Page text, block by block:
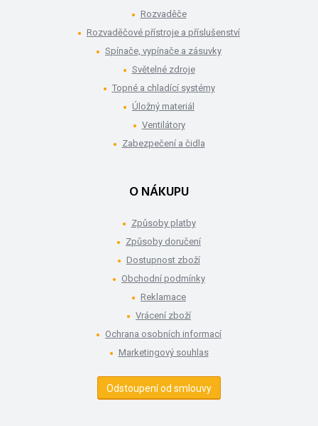
Rozvaděče
Rozvaděčové přístroje a příslušenství
Spínače, vypínače a zásuvky
Světelné zdroje
Topné a chladící systémy
Úložný materiál
Ventilátory
Zabezpečení a čidla
O NÁKUPU
Způsoby platby
Způsoby doručení
Dostupnost zboží
Obchodní podmínky
Reklamace
Vrácení zboží
Ochrana osobních informací
Marketingový souhlas
Odstoupení od smlouvy